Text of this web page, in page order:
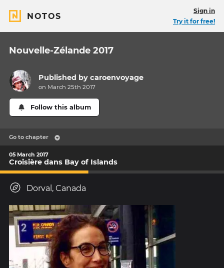
NOTOS
Sign in
Try it for free!
Nouvelle-Zélande 2017
Published bycaroenvoyage
on March 25th 2017
Follow this album
Go to chapter
05 March 2017
Croisière dans Bay of Islands
Dorval, Canada